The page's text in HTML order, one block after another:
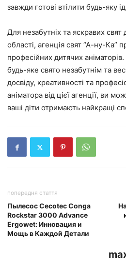
завжди готові втілити будь-яку
Для незабутніх та яскравих свят
області, агенція свят “А-ну-Ка”
професійних дитячих
будь-яке свято незабутнім та
досвіду, креативності та
аніматора від цієї агенції, ви
ваші діти отримають найкращі
попередня стаття
Пылесос Cecotec Conga
Rockstar 3000 Advance
Ergowet: Инновация и
Мощь в Каждой Детали